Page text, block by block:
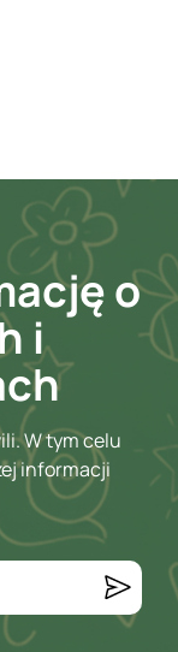
o
i
W tym celu
informacji